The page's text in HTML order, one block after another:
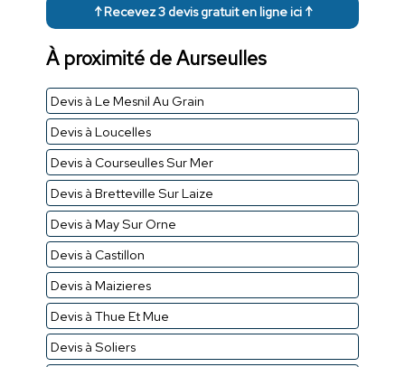
↑ Recevez 3 devis gratuit en ligne ici ↑
À proximité de Aurseulles
Devis à Le Mesnil Au Grain
Devis à Loucelles
Devis à Courseulles Sur Mer
Devis à Bretteville Sur Laize
Devis à May Sur Orne
Devis à Castillon
Devis à Maizieres
Devis à Thue Et Mue
Devis à Soliers